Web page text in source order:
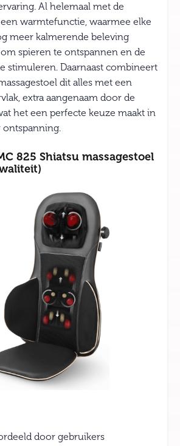
Al helemaal met de
warmtefunctie, waarmee elke
meer kalmerende beleving
spieren te ontspannen en de
stimuleren. Daarnaast combineert
dit alles met een
extra aangenaam door de
het een perfecte keuze maakt in
825 Shiatsu massagestoel
door gebruikers